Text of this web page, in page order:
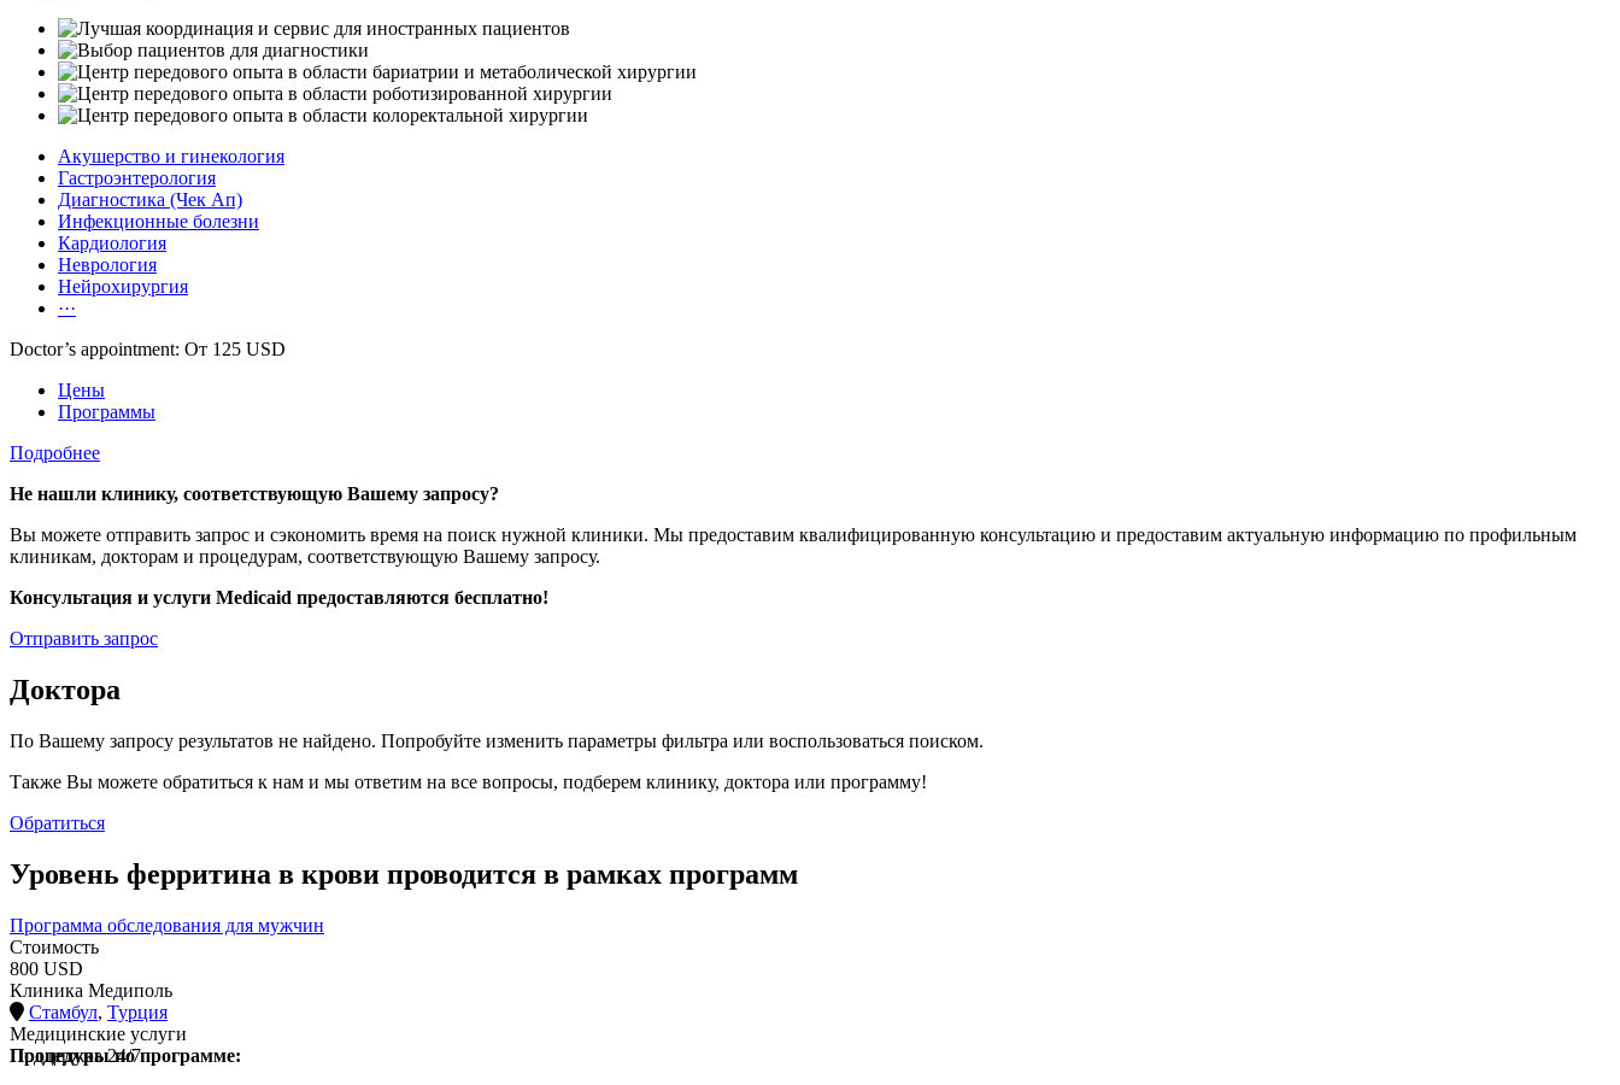
Акушерство и гинекология
Гастроэнтерология
Диагностика (Чек Ап)
Инфекционные болезни
Кардиология
Неврология
Нейрохирургия
···
Doctor’s appointment: От 125 USD
Цены
Программы
Подробнее
Не нашли клинику, соответствующую Вашему запросу?
Вы можете отправить запрос и сэкономить время на поиск нужной клиники. Мы предоставим квалифицированную консультацию и предоставим актуальную информацию по профильным
клиникам, докторам и процедурам, соответствующую Вашему запросу.
Консультация и услуги Medicaid предоставляются бесплатно!
Отправить запрос
Доктора
По Вашему запросу результатов не найдено. Попробуйте изменить параметры фильтра или воспользоваться поиском.
Также Вы можете обратиться к нам и мы ответим на все вопросы, подберем клинику, доктора или программу!
Обратиться
Уровень ферритина в крови проводится в рамках программ
Программа обследования для мужчин
Стоимость
800 USD
Клиника Медиполь
Стамбул, Турция
Медицинские услуги
Процедуры по программе:
Поддержка 24/7